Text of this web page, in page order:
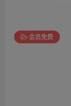
会员免费